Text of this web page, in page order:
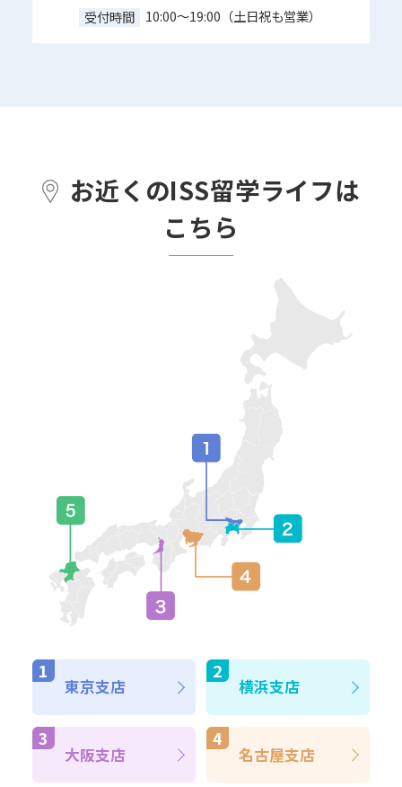
受付時間 10:00～19:00（土日祝も営業）
お近くのISS留学ライフは
こちら
東京支店 横浜支店
大阪支店 名古屋支店